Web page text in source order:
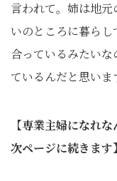
言われて。姉は地
いのところに暮ら
合っているみたい
ているんだと思いま
【専業主婦になれ
次ページに続きます】